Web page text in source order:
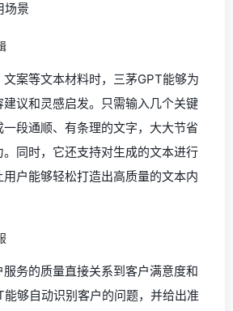
场景
案等文本材料时，三茅GPT能够为
议和灵感启发。只需输入几个关键
段通顺、有条理的文字，大大节省
同时，它还支持对生成的文本进行
户能够轻松打造出高质量的文本内
务的质量直接关系到客户满意度和
够自动识别客户的问题，并给出准